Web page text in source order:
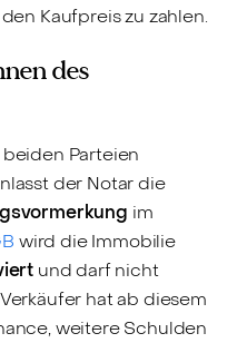
Kaufpreis zu zahlen.
des
Parteien
der Notar die
im
wird die Immobilie
und darf nicht
hat ab diesem
weitere Schulden